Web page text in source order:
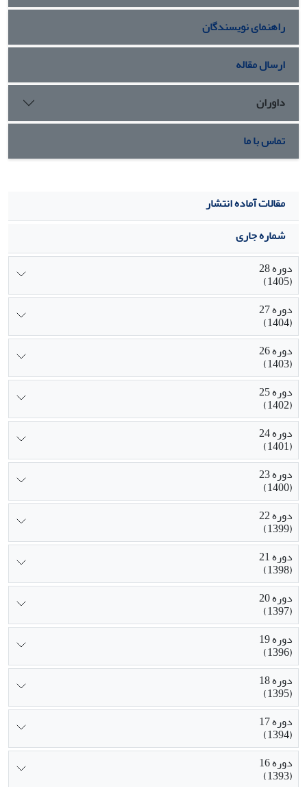
درصد روغن گلرنگ در شرایط آبیاری مطلوب و تنش خشکی
پیشنهاد کرد.
راهنمای نویسندگان
ارسال مقاله
داوران
تماس با ما
مقالات آماده انتشار
شماره جاری
دوره 28
(1405)
دوره 27
(1404)
دوره 26
(1403)
دوره 25
(1402)
دوره 24
(1401)
دوره 23
(1400)
دوره 22
(1399)
دوره 21
(1398)
دوره 20
(1397)
دوره 19
(1396)
دوره 18
(1395)
دوره 17
(1394)
دوره 16
(1393)